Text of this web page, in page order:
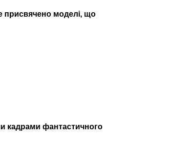
присвячено моделі, що
кадрами фантастичного